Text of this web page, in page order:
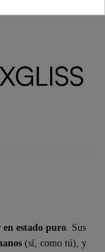
en estado puro. Sus
(sí, como tú), y